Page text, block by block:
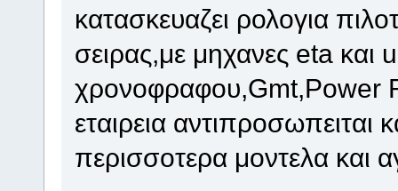
κατασκευαζει ρολογια
σειρας,με μηχανες eta και
χρονοφραφου,Gmt,Power
εταιρεια
περισσοτερα μοντελα και